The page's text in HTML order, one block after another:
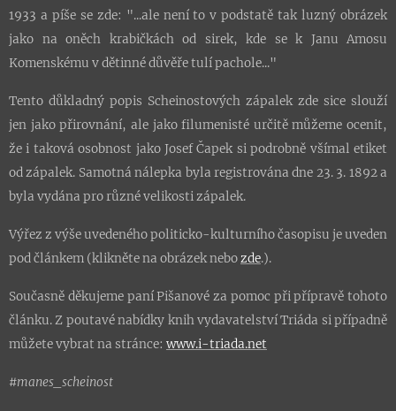
1933 a píše se zde: "...ale není to v podstatě tak luzný obrázek
jako na oněch krabičkách od sirek, kde se k Janu Amosu
Komenskému v dětinné důvěře tulí pachole..."
Tento důkladný popis Scheinostových zápalek zde sice slouží
jen jako přirovnání, ale jako filumenisté určitě můžeme ocenit,
že i taková osobnost jako Josef Čapek si podrobně všímal etiket
od zápalek. Samotná nálepka byla registrována dne 23. 3. 1892 a
byla vydána pro různé velikosti zápalek.
Výřez z výše uvedeného politicko-kulturního časopisu je uveden
pod článkem (klikněte na obrázek nebozde.).
Současně děkujeme paní Pišanové za pomoc při přípravě tohoto
článku. Z poutavé nabídky knih vydavatelství Triáda si případně
můžete vybrat na stránce: www.i-triada.net
#manes_scheinost